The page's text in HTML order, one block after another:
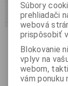
Súbory
prehliadači
webová
prispôsobiť
Blokovanie
vplyv na
webom,
vám ponuku